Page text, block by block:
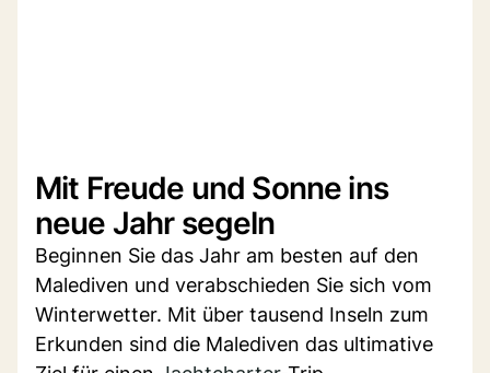
Mit Freude und Sonne ins
neue Jahr segeln
Beginnen Sie das Jahr am besten auf den
Malediven und verabschieden Sie sich vom
Winterwetter. Mit über tausend Inseln zum
Erkunden sind die Malediven das ultimative